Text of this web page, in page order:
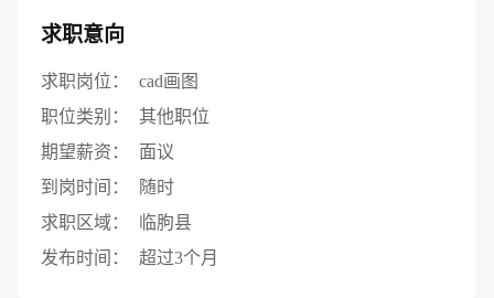
求职意向
求职岗位：
cad画图
职位类别：
其他职位
期望薪资：
面议
到岗时间：
随时
求职区域：
临朐县
发布时间：
超过3个月